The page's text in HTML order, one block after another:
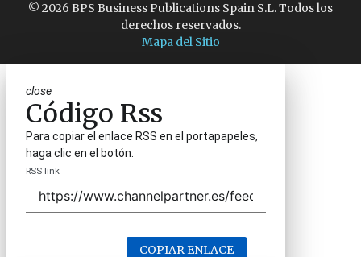
© 2026 BPS Business Publications Spain S.L. Todos los
derechos reservados.
Mapa del Sitio
close
Código Rss
Para copiar el enlace RSS en el portapapeles,
haga clic en el botón.
RSS link
COPIAR ENLACE